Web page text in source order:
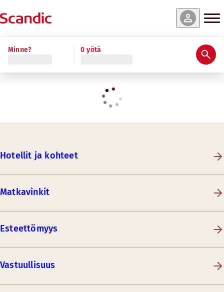
Minne? 0 yötä
Hotellit ja kohteet
Matkavinkit
Esteettömyys
Vastuullisuus